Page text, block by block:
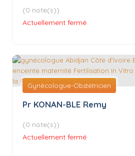
(0 note(s))
Actuellement fermé
Gynécologue-Obstétricien
Pr KONAN-BLE Remy
(0 note(s))
Actuellement fermé